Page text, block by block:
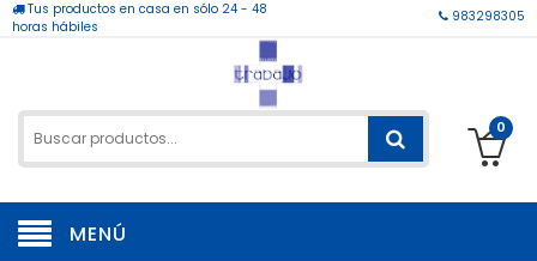
Tus productos en casa en sólo 24 - 48
horas hábiles
983298305
0
MENÚ